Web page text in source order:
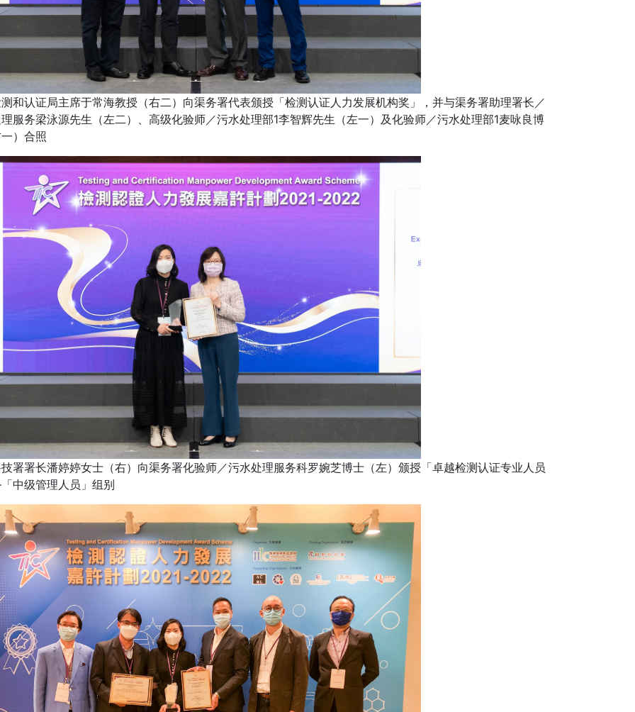
和认证局主席于常海教授（右二）向渠务署代表颁授「检测认证人力发展机构奖」，并与渠务署助理署长／
服务梁泳源先生（左二）、高级化验师／污水处理部1李智辉先生（左一）及化验师／污水处理部1麦咏良博
）合照
署署长潘婷婷女士（右）向渠务署化验师／污水处理服务科罗婉芝博士（左）颁授「卓越检测认证专业人员
中级管理人员」组别